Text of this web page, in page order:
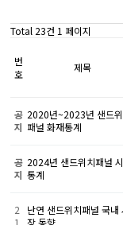
Total 23건 1 페이지
번
호
제목
공
지
2020년~2023년 샌드
패널 화재통계
공
지
2024년 샌드위치패널
통계
2
1
난연 샌드위치패널 국내
장 동향